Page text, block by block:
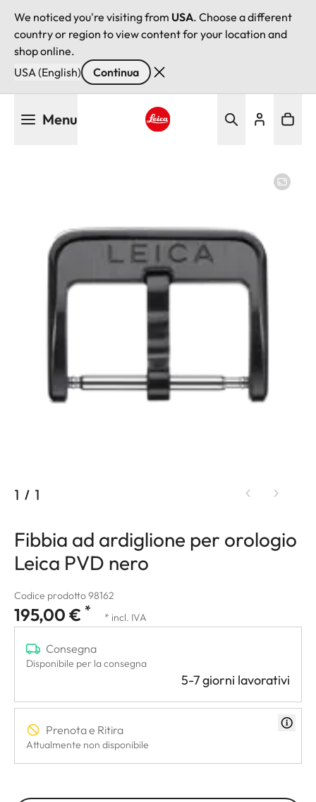
We noticed you're visiting from USA. Choose a different
country or region to view content for your location and
shop online.
USA (English)
Continua
Menu
1 / 1
Fibbia ad ardiglione per orologio
Leica PVD nero
Codice prodotto 98162
195,00 € * * incl. IVA
Consegna
Disponibile per la consegna
5-7 giorni lavorativi
Prenota e Ritira
Attualmente non disponibile